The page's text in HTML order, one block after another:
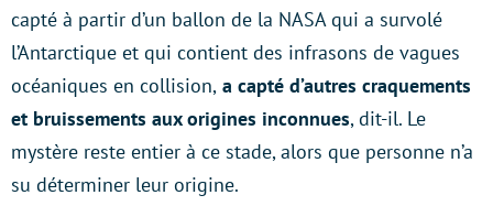
capté à partir d’un ballon de la NASA qui a survolé
l’Antarctique et qui contient des infrasons de vagues
océaniques en collision, a capté d’autres craquements
et bruissements aux origines inconnues, dit-il. Le
mystère reste entier à ce stade, alors que personne n’a
su déterminer leur origine.